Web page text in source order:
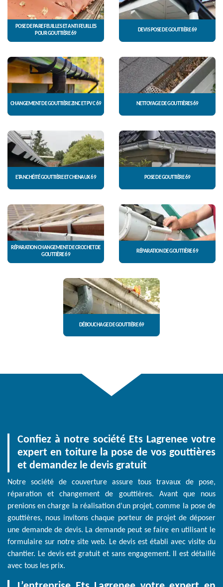
POSE DE PARE FEUILLES ET ANTI FEUILLES
POUR GOUTTIÈRE 69
DEVIS POSE DE GOUTTIÈRE 69
CHANGEMENT DE GOUTTIÈRE ZINC ET PVC 69 NETTOYAGE DE GOUTTIÈRES 69
ETANCHÉITÉ GOUTTIÈRE ET CHENAUX 69 POSE DE GOUTTIÈRE 69
RÉPARATION CHANGEMENT DE CROCHET DE
GOUTTIÈRE 69
RÉPARATION DE GOUTTIÈRE 69
DÉBOUCHAGE DE GOUTTIÈRE 69
Confiez à notre société Ets Lagrenee votre
expert en toiture la pose de vos gouttières
et demandez le devis gratuit
Notre société de couverture assure tous travaux de pose,
réparation et changement de gouttières. Avant que nous
prenions en charge la réalisation d’un projet, comme la pose de
gouttières, nous invitons chaque porteur de projet de déposer
une demande de devis. La demande peut se faire en utilisant le
formulaire sur notre site web. Le devis est établi avec visite du
chantier. Le devis est gratuit et sans engagement. Il est détaillé
avec tous les prix.